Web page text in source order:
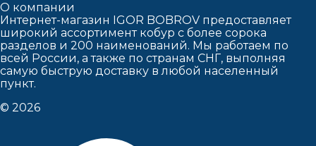
О компании
Интернет-магазин IGOR BOBROV предоставляет
широкий ассортимент кобур c более сорока
разделов и 200 наименований. Мы работаем по
всей России, а также по странам СНГ, выполняя
самую быструю доставку в любой населенный
пункт.
© 2026